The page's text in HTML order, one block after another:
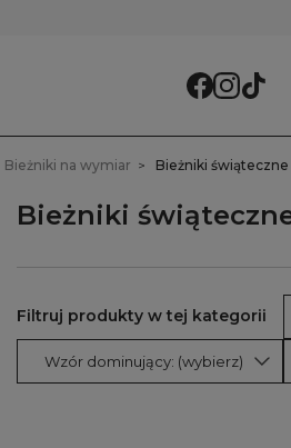
Bieżniki na wymiar Bieżniki świąteczne
Bieżniki
Wzór dominujący: (wybierz)